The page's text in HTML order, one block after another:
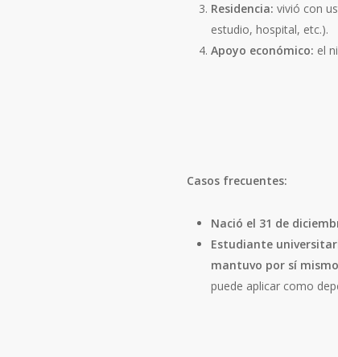
Residencia: vivió con
estudio, hospital, etc.).
Apoyo económico: el
Casos frecuentes:
Nació el 31 de
Estudiante
mantuvo por sí mismo
puede aplicar como